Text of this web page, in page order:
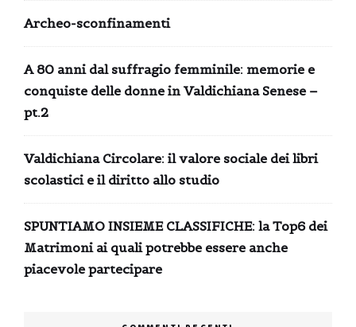
Archeo-sconfinamenti
A 80 anni dal suffragio femminile: memorie e
conquiste delle donne in Valdichiana Senese –
pt.2
Valdichiana Circolare: il valore sociale dei libri
scolastici e il diritto allo studio
SPUNTIAMO INSIEME CLASSIFICHE: la Top6 dei
Matrimoni ai quali potrebbe essere anche
piacevole partecipare